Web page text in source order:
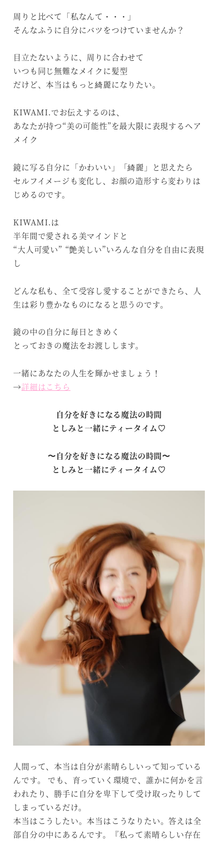
周りと比べて「私なんて・・・」
そんなふうに自分にバツをつけていませんか？
目立たないように、周りに合わせて
いつも同じ無難なメイクに髪型
だけど、本当はもっと綺麗になりたい。
KIWAMI.でお伝えするのは、
あなたが持つ“美の可能性”を最大限に表現するヘア
メイク
鏡に写る自分に「かわいい」「綺麗」と思えたら
セルフイメージも変化し、お顔の造形すら変わりは
じめるのです。
KIWAMI.は
半年間で愛される美マインドと
“大人可愛い” “艶美しい”いろんな自分を自由に表現
し
どんな私も、全て受容し愛することができたら、人
生は彩り豊かなものになると思うのです。
鏡の中の自分に毎日ときめく
とっておきの魔法をお渡しします。
一緒にあなたの人生を輝かせましょう！
→詳細はこちら
自分を好きになる魔法の時間
としみと一緒にティータイム♡
〜自分を好きになる魔法の時間〜
としみと一緒にティータイム♡
人間って、本当は自分が素晴らしいって知っている
んです。 でも、育っていく環境で、誰かに何かを言
われたり、勝手に自分を卑下して受け取ったりして
しまっているだけ。
本当はこうしたい。本当はこうなりたい。答えは全
部自分の中にあるんです。『私って素晴らしい存在